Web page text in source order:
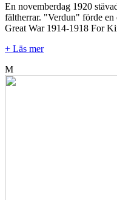
En novemberdag 1920
fältherrar. "Verdun" förde en
Great War 1914-1918 For
+ Läs mer
M